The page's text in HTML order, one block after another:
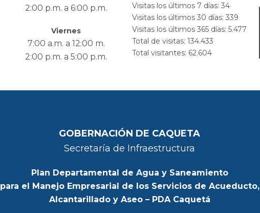
2:00 p.m. a 6:00 p.m.
Viernes
7:00 a.m. a 12:00 m.
2:00 p.m. a 5:00 p.m.
Visitas los últimos 7 días: 34
Visitas los últimos 30 días: 339
Visitas los últimos 365 días: 5.477
Total de visitas: 134.433
Total visitantes: 62.604
GOBERNACIÓN DE CAQUETA
Secretaría de Infraestructura
Plan Departamental de Agua y Saneamiento
para el Manejo Empresarial de los Servicios de Acueducto,
Alcantarillado y Aseo – PDA Caquetá